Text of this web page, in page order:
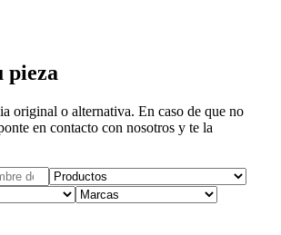
pieza
original o alternativa. En caso de que no
en contacto con nosotros y te la